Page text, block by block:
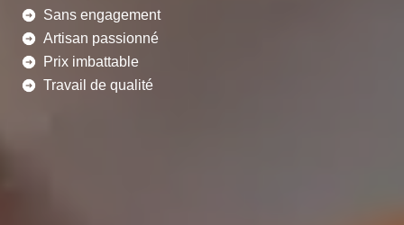
Sans engagement
Artisan passionné
Prix imbattable
Travail de qualité